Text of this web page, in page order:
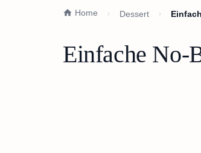
Home Dessert
Einfache No-